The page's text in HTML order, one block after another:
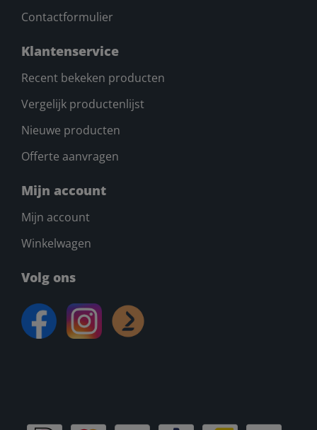
Contactformulier
Klantenservice
Recent bekeken producten
Vergelijk productenlijst
Nieuwe producten
Offerte aanvragen
Mijn account
Mijn account
Winkelwagen
Volg ons